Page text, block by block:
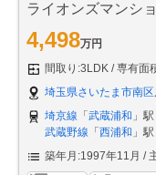
ライオンズマンシ
4,498万円
間取り:3LDK
専有面
埼玉県さいたま市南区
埼京線 「 武蔵浦和 」
武蔵野線 「 西浦和 」
築年月:1997年11月